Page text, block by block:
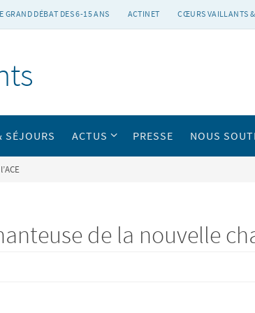
GRAND DÉBAT DES 6-15 ANS ACTINET CŒURS VAILLANTS
SÉJOURS ACTUS PRESSE NOUS
de la nouvelle